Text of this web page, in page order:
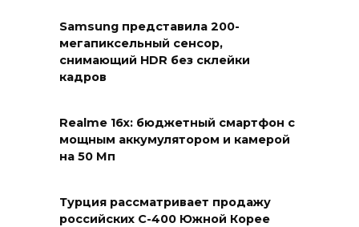
Samsung представила 200-
мегапиксельный сенсор,
снимающий HDR без склейки
кадров
Realme 16x: бюджетный смартфон с
мощным аккумулятором и камерой
на 50 Мп
Турция рассматривает продажу
российских С-400 Южной Корее